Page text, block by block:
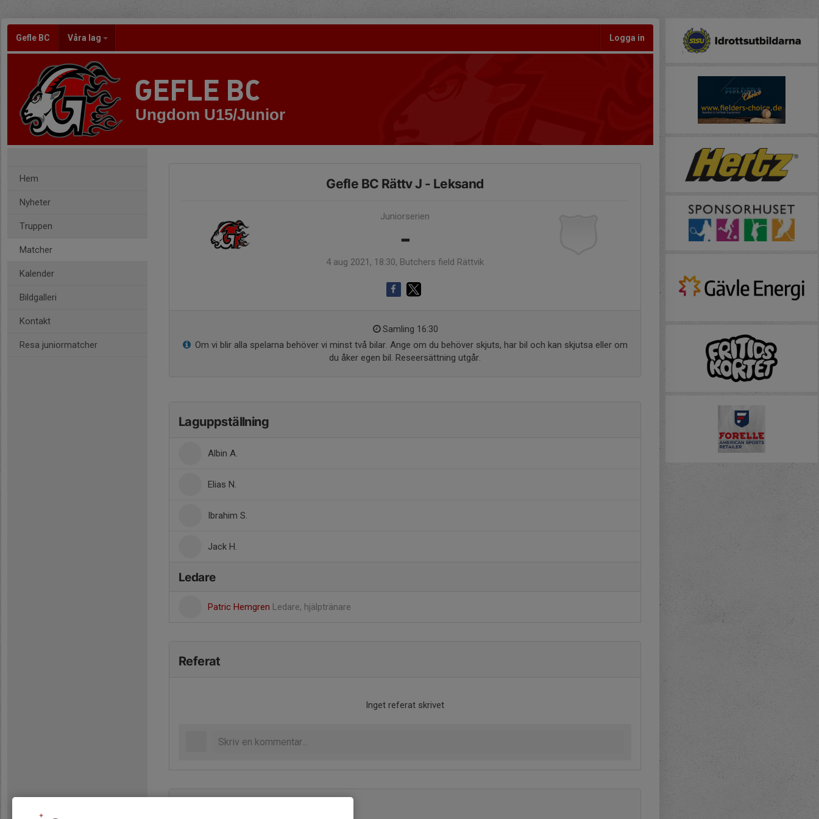
Gefle BC Våra lag Logga in
GEFLE BC
Ungdom U15/Junior
Hem
Nyheter
Truppen
Matcher
Kalender
Bildgalleri
Kontakt
Resa juniormatcher
Gefle BC Rättv J - Leksand
Juniorserien
-
4 aug 2021, 18:30, Butchers field Rättvik
Samling 16:30
Om vi blir alla spelarna behöver vi minst två bilar. Ange om du behöver skjuts, har bil och kan skjutsa eller om
du åker egen bil. Reseersättning utgår.
Laguppställning
Albin A.
Elias N.
Ibrahim S.
Jack H.
Ledare
Patric Hemgren Ledare, hjälptränare
Referat
Inget referat skrivet